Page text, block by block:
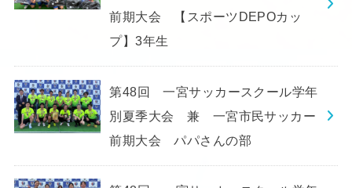
前期大会 【スポーツDEPOカッ
プ】3年生
第48回 一宮サッカースクール学年
別夏季大会 兼 一宮市民サッカー
前期大会 パパさんの部